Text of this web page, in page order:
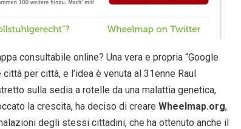
consultabile online? Una vera e propria “Google
città per città, e l’idea è venuta al 31enne Raul
sulla sedia a rotelle da una malattia genetica,
la crescita, ha deciso di creare Wheelmap.org,
degli stessi cittadini, che ha ottenuto anche il